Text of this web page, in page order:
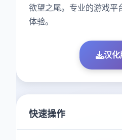
欲望之尾。专业的游戏平
体验。
汉化
快速操作